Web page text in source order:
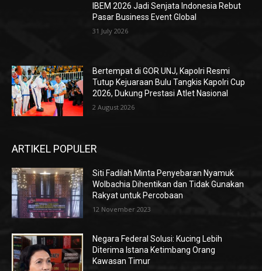
IBEM 2026 Jadi Senjata Indonesia Rebut
Pasar Business Event Global
31 July 2026
Bertempat di GOR UNJ, Kapolri Resmi
Tutup Kejuaraan Bulu Tangkis Kapolri Cup
2026, Dukung Prestasi Atlet Nasional
2 August 2026
ARTIKEL POPULER
Siti Fadilah Minta Penyebaran Nyamuk
Wolbachia Dihentikan dan Tidak Gunakan
Rakyat untuk Percobaan
12 November 2023
Negara Federal Solusi: Kucing Lebih
Diterima Istana Ketimbang Orang
Kawasan Timur